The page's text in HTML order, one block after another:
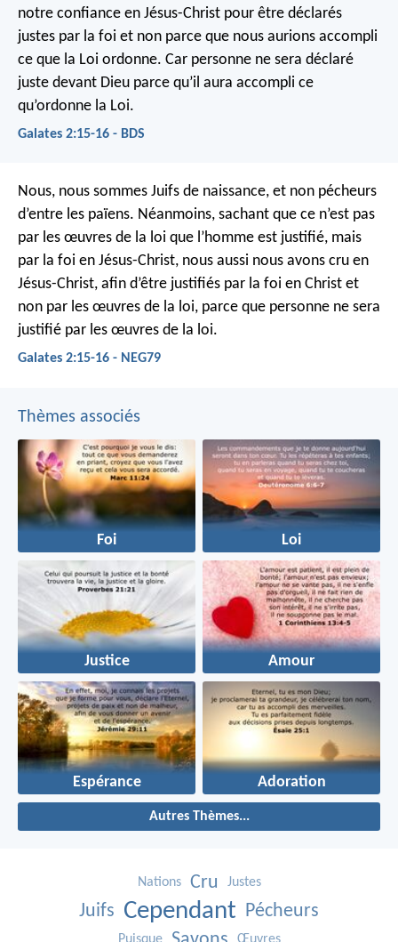
notre confiance en Jésus-Christ pour être déclarés
justes par la foi et non parce que nous aurions accompli
ce que la Loi ordonne. Car personne ne sera déclaré
juste devant Dieu parce qu’il aura accompli ce
qu’ordonne la Loi.
Galates 2:15-16 - BDS
Nous, nous sommes Juifs de naissance, et non pécheurs
d’entre les païens. Néanmoins, sachant que ce n’est pas
par les œuvres de la loi que l’homme est justifié, mais
par la foi en Jésus-Christ, nous aussi nous avons cru en
Jésus-Christ, afin d’être justifiés par la foi en Christ et
non par les œuvres de la loi, parce que personne ne sera
justifié par les œuvres de la loi.
Galates 2:15-16 - NEG79
Thèmes associés
Foi Loi
Justice Amour
Espérance Adoration
Autres Thèmes...
Nations Cru Justes
Juifs Cependant Pécheurs